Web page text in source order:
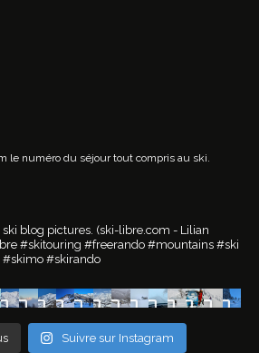
le numéro du séjour tout compris au ski.
blog pictures. (ski-libre.com - Lilian
#skitouring #freerando #mountains #ski
#skirando
Suivre sur Instagram